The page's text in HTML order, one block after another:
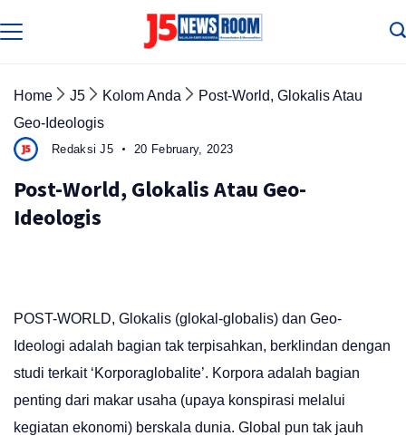
to
Home J5 Kolom Anda
Post-World, Glokalis Atau
Geo-Ideologis
Redaksi J5 20 February, 2023
Post-World, Glokalis Atau Geo-
Ideologis
POST-WORLD, Glokalis (glokal-globalis) dan Geo-
Ideologi adalah bagian tak terpisahkan, berklindan dengan
studi terkait ‘Korporaglobalite’. Korpora adalah bagian
penting dari makar usaha (upaya konspirasi melalui
kegiatan ekonomi) berskala dunia. Global pun tak jauh